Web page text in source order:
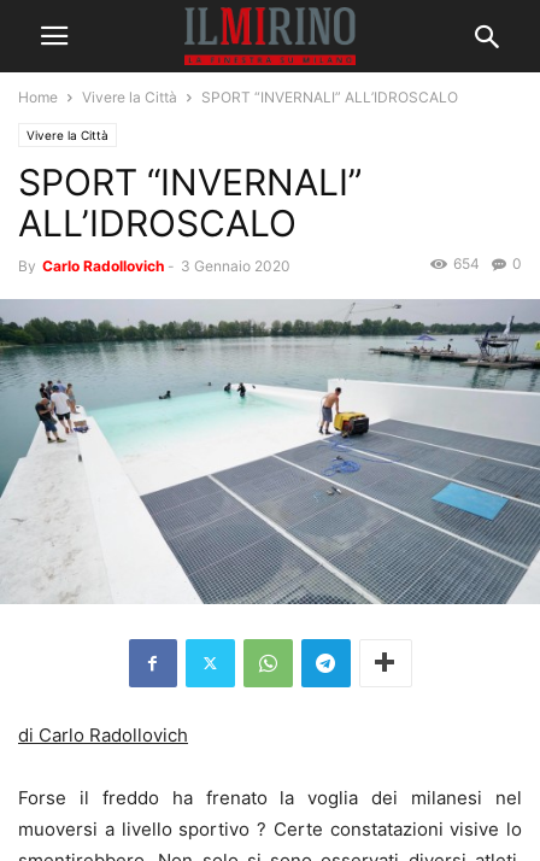
Home Vivere la Città SPORT “INVERNALI” ALL’IDROSCALO
Vivere la Città
SPORT “INVERNALI”
ALL’IDROSCALO
By Carlo Radollovich - 3 Gennaio 2020 0
654
di Carlo Radollovich
Forse il freddo ha frenato la voglia dei milanesi nel
muoversi a livello sportivo ? Certe constatazioni visive lo